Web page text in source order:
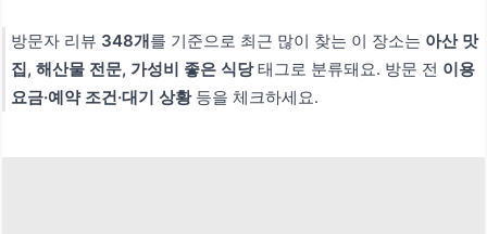
방문자 리뷰 348개를 기준으로 최근 많이 찾는 이 장소는 아산 맛
집, 해산물 전문, 가성비 좋은 식당태그로 분류돼요. 방문 전 이용
요금·예약 조건·대기 상황등을 체크하세요.